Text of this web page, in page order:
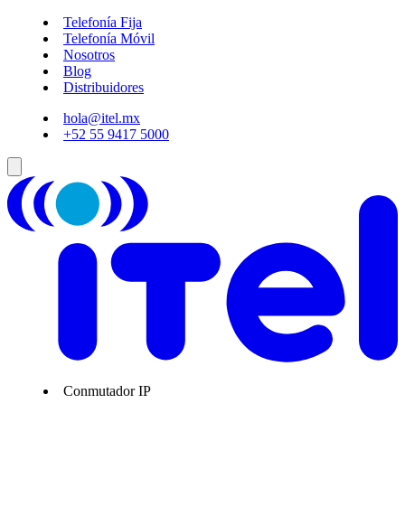
Telefonía Fija
Telefonía Móvil
Nosotros
Blog
Distribuidores
hola@itel.mx
+52 55 9417 5000
Conmutador IP